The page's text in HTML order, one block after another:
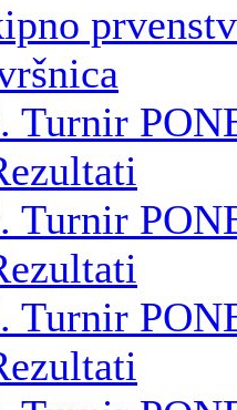
Turnir
Turnir
Turnir